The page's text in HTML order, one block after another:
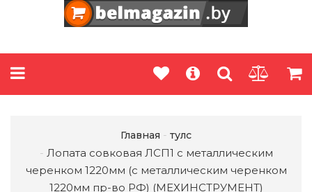
Главная тулс
Лопата совковая ЛСП1 с металлическим
черенком 1220мм (с металлическим черенком
1220мм пр-во РФ) (МЕХИНСТРУМЕНТ)